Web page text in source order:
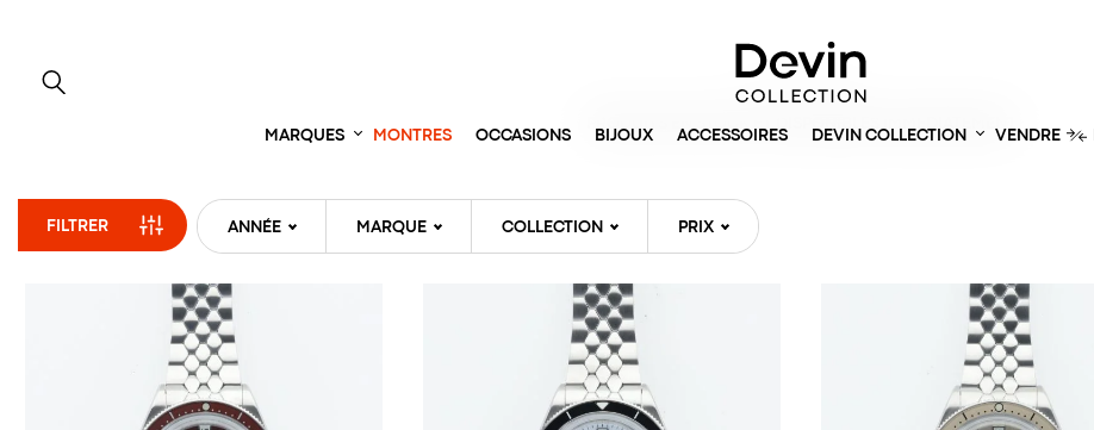
MARQUES MONTRES OCCASIONS BIJOUX ACCESSOIRES DEVIN COLLECTION VENDRE
FILTRER ANNÉE MARQUE COLLECTION PRIX